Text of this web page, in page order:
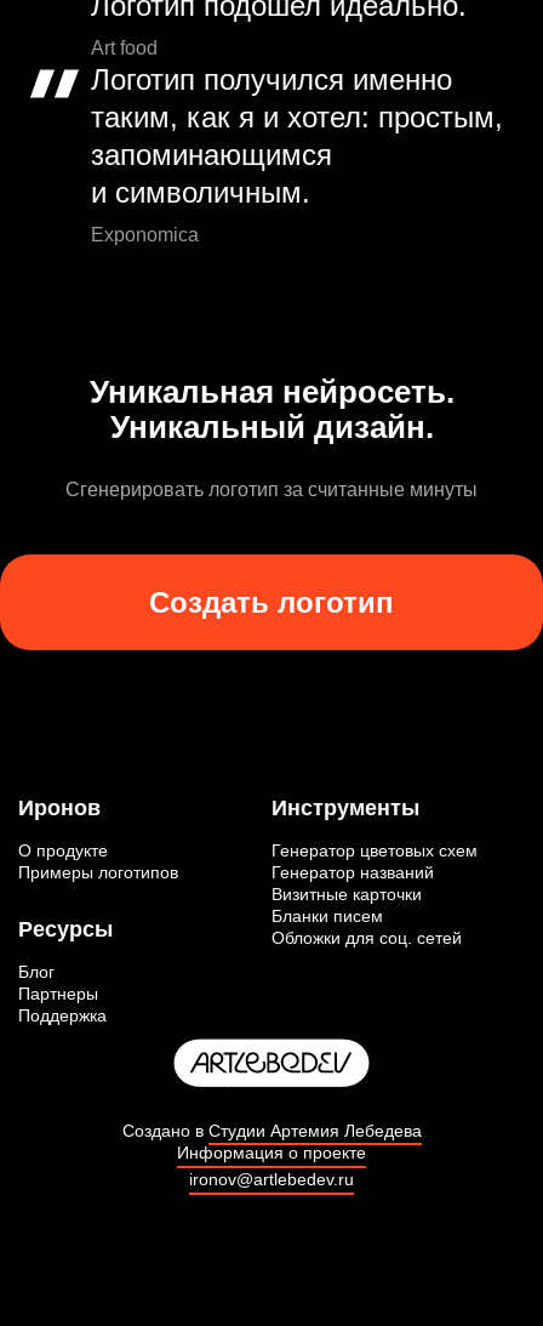
Art food
Логотип получился именно
таким, как я и хотел: простым,
запоминающимся
и символичным.
Exponomica
Уникальная нейросеть.
Уникальный дизайн.
Сгенерировать логотип за считанные минуты
Создать логотип
Иронов
О продукте
Примеры логотипов
Ресурсы
Блог
Партнеры
Поддержка
Инструменты
Генератор цветовых схем
Генератор названий
Визитные карточки
Бланки писем
Обложки для соц. сетей
Создано в Студии Артемия Лебедева
Информация о проекте
ironov@artlebedev.ru